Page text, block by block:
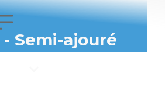
- Semi-ajouré